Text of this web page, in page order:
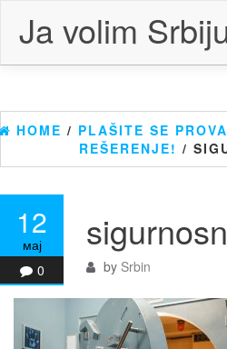
content
Ja volim
HOME / PLAŠITE SE
REŠERENJE! /
12
мај
0
by Srbin